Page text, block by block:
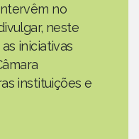
no
neste
iniciativas
instituições e